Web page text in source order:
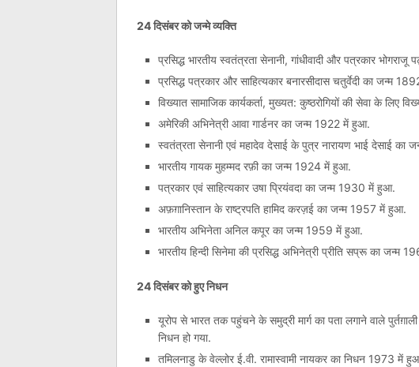
24 दिसंबर को जन्मे व्यक्ति
प्रसिद्ध भारतीय स्वतंत्रता सेनानी, गांधीवादी और पत्रकार
प्रसिद्ध पत्रकार और साहित्यकार बनारसीदास चतुर्वेदी का जन्म
विख्यात सामाजिक कार्यकर्ता, मुख्‍यत: कुष्‍ठरोगियों की सेवा के लिए
अमेरिकी अभिनेत्री आवा गार्डनर का जन्म 1922 में हुआ.
स्वतंत्रता सेनानी एवं महादेव देसाई के पुत्र नारायण भाई देसाई
भारतीय गायक मुहम्मद रफ़ी का जन्म 1924 में हुआ.
पत्रकार एवं साहित्यकार उषा प्रियंवदा का जन्म 1930 में हुआ.
अफ़ग़ानिस्तान के राष्ट्रपति हामिद करज़ई का जन्म 1957 में हुआ.
भारतीय अभिनेता अनिल कपूर का जन्म 1959 में हुआ.
भारतीय हिन्दी सिनेमा की प्रसिद्ध अभिनेत्री प्रीति सप्रू का जन्म
24 दिसंबर को हुए निधन
यूरोप से भारत तक पहुंचने के समुद्री मार्ग का पता लगाने वाले
निधन हो गया.
तमिलनाडु के वेल्लोर ई.वी. रामास्वामी नायकर का निधन 1973 में